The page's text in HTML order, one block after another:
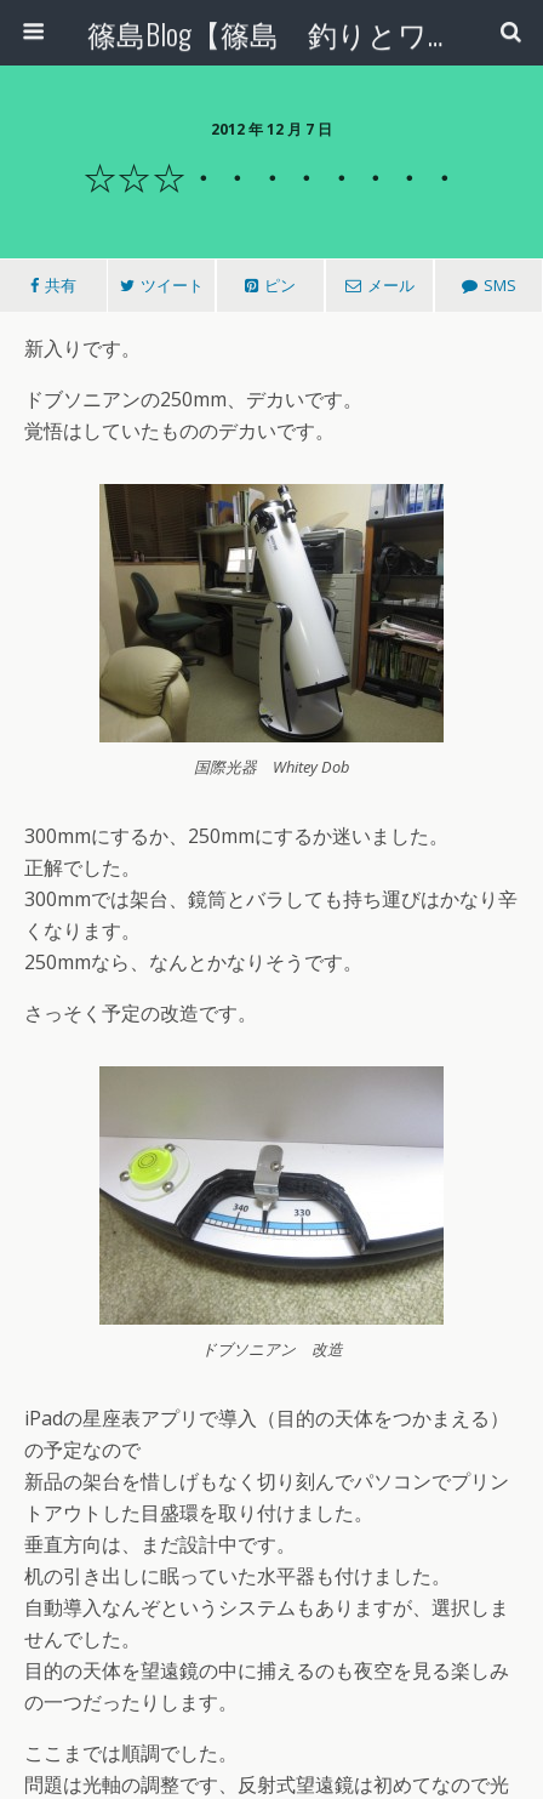
篠島Blog【篠島 釣りとワンコとエコな日々】
2012 年 12 月 7 日
☆☆☆・・・・・・・・
共有 ツイート ピン メール SMS
新入りです。
ドブソニアンの250mm、デカいです。
覚悟はしていたもののデカいです。
国際光器 Whitey Dob
300mmにするか、250mmにするか迷いました。
正解でした。
300mmでは架台、鏡筒とバラしても持ち運びはかなり辛
くなります。
250mmなら、なんとかなりそうです。
さっそく予定の改造です。
ドブソニアン 改造
iPadの星座表アプリで導入（目的の天体をつかまえる）
の予定なので
新品の架台を惜しげもなく切り刻んでパソコンでプリン
トアウトした目盛環を取り付けました。
垂直方向は、まだ設計中です。
机の引き出しに眠っていた水平器も付けました。
自動導入なんぞというシステムもありますが、選択しま
せんでした。
目的の天体を望遠鏡の中に捕えるのも夜空を見る楽しみ
の一つだったりします。
ここまでは順調でした。
問題は光軸の調整です、反射式望遠鏡は初めてなので光